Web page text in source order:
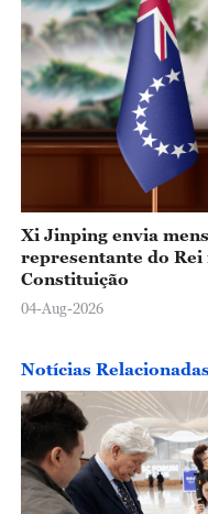
Xi Jinping envia
representante do Rei
Constituição
04-Aug-2026
Notícias